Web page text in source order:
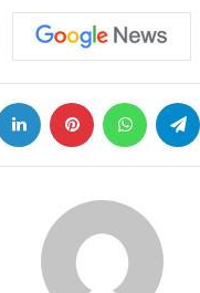
LinkedIn Pinterest